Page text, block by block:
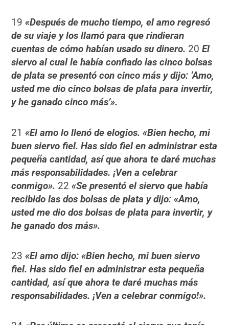
19«Después de mucho tiempo, el amo regresó
de su viaje y los llamó para que rindieran
cuentas de cómo habían usado su dinero. 20El
siervo al cual le había confiado las cinco bolsas
de plata se presentó con cinco más y dijo: ‘Amo,
usted me dio cinco bolsas de plata para invertir,
y he ganado cinco más’».
21«El amo lo llenó de elogios. «Bien hecho, mi
buen siervo fiel. Has sido fiel en administrar esta
pequeña cantidad, así que ahora te daré muchas
más responsabilidades. ¡Ven a celebrar
conmigo». 22«Se presentó el siervo que había
recibido las dos bolsas de plata y dijo: «Amo,
usted me dio dos bolsas de plata para invertir, y
he ganado dos más».
23«El amo dijo: «Bien hecho, mi buen siervo
fiel. Has sido fiel en administrar esta pequeña
cantidad, así que ahora te daré muchas más
responsabilidades. ¡Ven a celebrar conmigo!».